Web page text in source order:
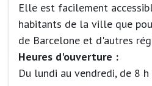
Elle est facilement
habitants de la ville que
de Barcelone et d'autres
Heures d'ouverture :
Du lundi au vendredi, de 8 h